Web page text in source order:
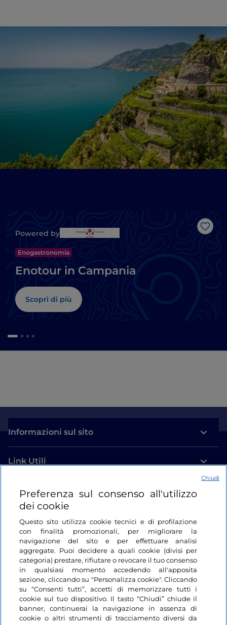
Like
Powered by
Enogastronomia
Enotour in Campania
Scopri di più
Informazioni sul sito
Link Utili
Login
Restiamo in contatto
Preferenza sul consenso all'utilizzo
dei cookie
Questo sito utilizza cookie tecnici e di profilazione
con finalità promozionali, per migliorare la
navigazione del sito e per effettuare analisi
aggregate. Puoi decidere a quali cookie (divisi per
categoria) prestare, rifiutare o revocare il tuo consenso
in qualsiasi momento accedendo all'apposita
sezione, cliccando su "Personalizza cookie". Cliccando
su “Consenti tutti”, accetti di memorizzare tutti i
cookie sul tuo dispositivo. Il tasto “Chiudi” chiude il
banner, continuerai la navigazione in assenza di
cookie o altri strumenti di tracciamento diversi da
Chiudi